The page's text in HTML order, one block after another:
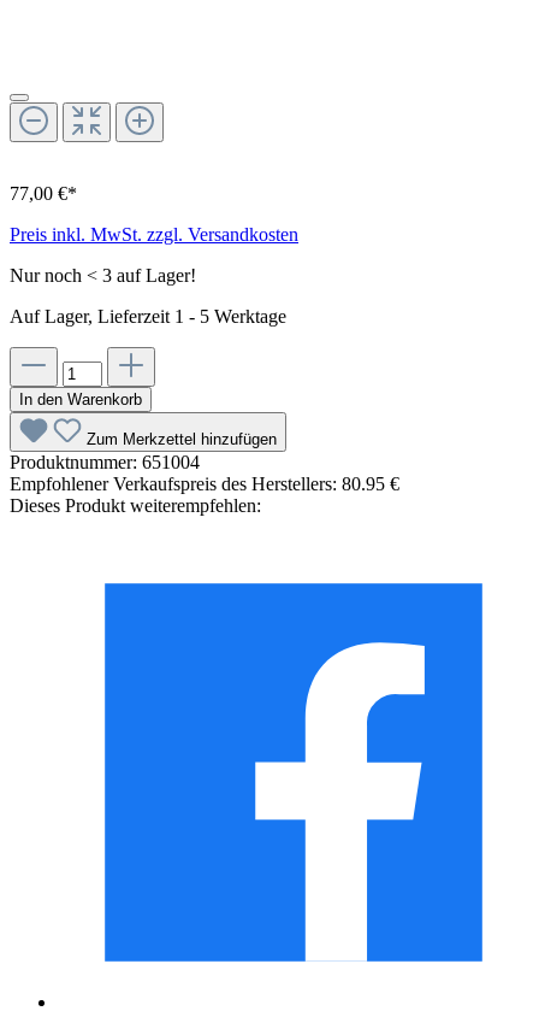
77,00 €*
Preis inkl. MwSt. zzgl. Versandkosten
Nur noch < 3 auf Lager!
Auf Lager, Lieferzeit 1 - 5 Werktage
In den Warenkorb
Zum Merkzettel hinzufügen
Produktnummer: 651004
Empfohlener Verkaufspreis des Herstellers: 80.95 €
Dieses Produkt weiterempfehlen: